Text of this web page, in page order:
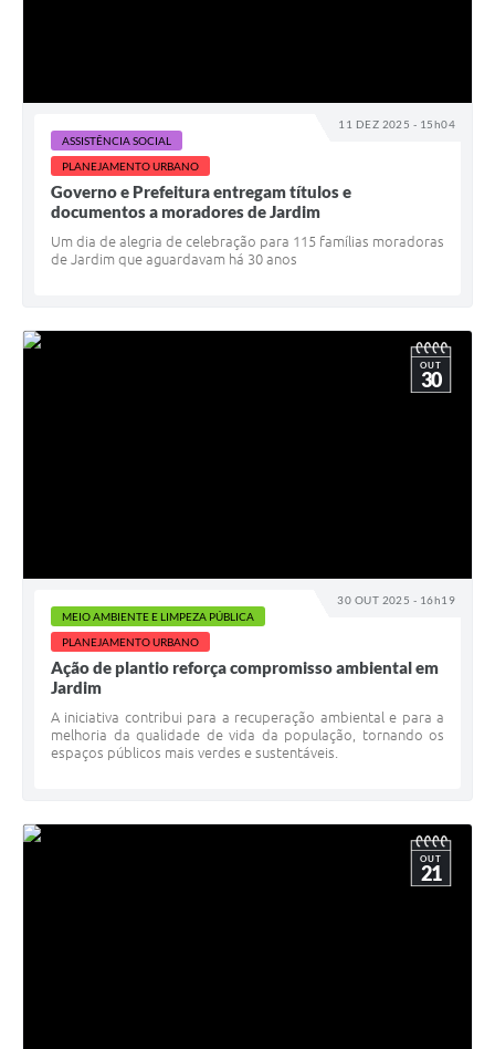
11 DEZ 2025 - 15h04
ASSISTÊNCIA SOCIAL
PLANEJAMENTO URBANO
Governo e Prefeitura entregam títulos e
documentos a moradores de Jardim
Um dia de alegria de celebração para 115 famílias moradoras
de Jardim que aguardavam há 30 anos
30 OUT 2025 - 16h19
OUT
30
MEIO AMBIENTE E LIMPEZA PÚBLICA
PLANEJAMENTO URBANO
Ação de plantio reforça compromisso ambiental em
Jardim
A iniciativa contribui para a recuperação ambiental e para a
melhoria da qualidade de vida da população, tornando os
espaços públicos mais verdes e sustentáveis.
OUT
21